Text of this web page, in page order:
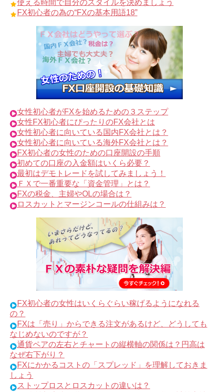
使える時間で自分のスタイルを決めましょう
FX初心者の為の“FXの基本用語18”
女性初心者がFXを始めるための３ステップ
女性FX初心者にぴったりのFX会社とは
女性初心者に向いている国内FX会社とは？
女性初心者に向いている海外FX会社とは？
FX初心者の女性のための口座開設の手順
初めての口座の入金額はいくら必要？
最初はデモトレードを試してみましょう！
ＦＸで一番重要な「資金管理」とは？
FXの税金、主婦やOLの場合は？
ロスカットとマージンコールの仕組みは？
FX初心者の女性はいくらぐらい稼げるようになれる
の？
FXは「売り」からできる注文があるけど、どうしても
なじめないのですが？
通貨ペアの左右とチャートの縦横軸の関係は？円高は
なぜ右下がり？
FXにかかるコストの「スプレッド」を理解しておきま
しょう
ストップロスとロスカットの違いは？